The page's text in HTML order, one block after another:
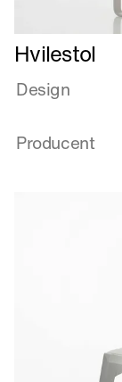
Læs
mere
om
Hvilestol
Design
Producent